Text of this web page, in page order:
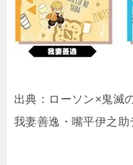
出典：ローソン×鬼滅
我妻善逸・嘴平伊之助